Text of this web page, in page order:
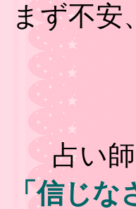
まず不安
占い
「信じな